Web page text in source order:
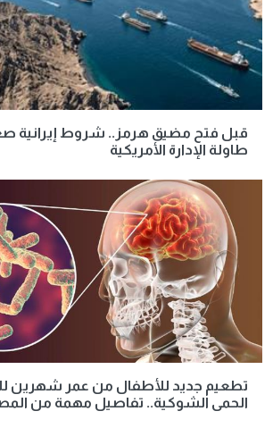
قبل فتح مضيق هرمز.. شروط إيرانية
طاولة الإدارة الأمريكية
تطعيم جديد للأطفال من عمر شهرين
الحمى الشوكية.. تفاصيل مهمة من